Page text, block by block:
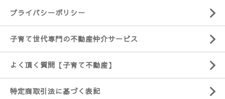
プライバシーポリシー
子育て世代専門の不動産仲介サービス
よく頂く質問【子育て不動産】
特定商取引法に基づく表記